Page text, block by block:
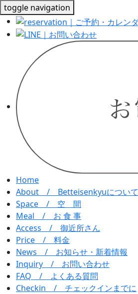
toggle navigation
Home
About / Betteisenkyuについて
Space / 空 間
Meal / お 食 事
Access / 御近所さん
Price / 料金
News / お知らせ・新着情報
Inquiry / お問い合わせ
FAQ / よくある質問
Checkin / チェックインまでに